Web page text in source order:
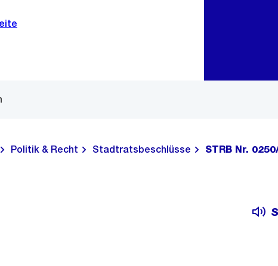
Politik & Recht Stadtratsbeschlüsse STRB Nr.